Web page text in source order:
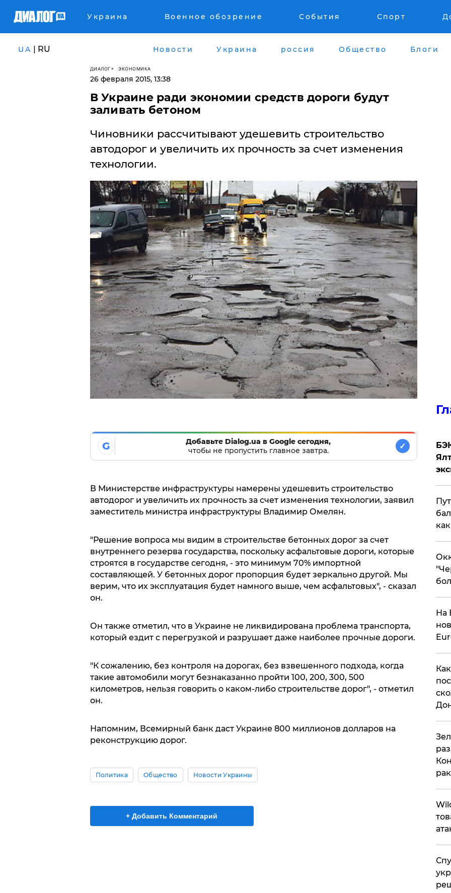
Украина Военное обозрение События Спорт
UA | RU Новости Украина россия Общество Блоги
ДИАЛОГ ЭКОНОМИКА
26 февраля 2015, 13:38
В Украине ради экономии средств дороги будут
заливать бетоном
Чиновники рассчитывают удешевить строительство
автодорог и увеличить их прочность за счет изменения
технологии.
G
Добавьте Dialog.ua в Google сегодня,
чтобы не пропустить главное завтра.
✓
В Министерстве инфраструктуры намерены удешевить строительство
автодорог и увеличить их прочность за счет изменения технологии, заявил
заместитель министра инфраструктуры Владимир Омелян.
"Решение вопроса мы видим в строительстве бетонных дорог за счет
внутреннего резерва государства, поскольку асфальтовые дороги, которые
строятся в государстве сегодня, - это минимум 70% импортной
составляющей. У бетонных дорог пропорция будет зеркально другой. Мы
верим, что их эксплуатация будет намного выше, чем асфальтовых", - сказал
он.
Он также отметил, что в Украине не ликвидирована проблема транспорта,
который ездит с перегрузкой и разрушает даже наиболее прочные дороги.
"К сожалению, без контроля на дорогах, без взвешенного подхода, когда
такие автомобили могут безнаказанно пройти 100, 200, 300, 500
километров, нельзя говорить о каком-либо строительстве дорог", - отметил
он.
Напомним, Всемирный банк даст Украине 800 миллионов долларов на
реконструкцию дорог.
Политика Общество Новости Украины
+ Добавить Комментарий
На